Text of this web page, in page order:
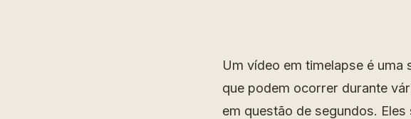
Um vídeo em timelapse é
que podem ocorrer durante
em questão de segundos.